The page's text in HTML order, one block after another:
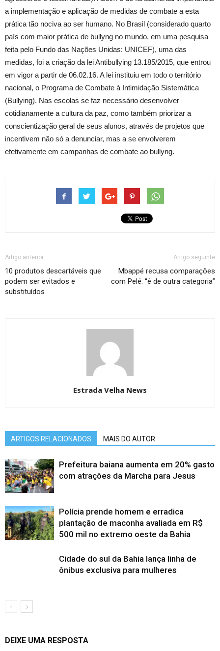
a implementação e aplicação de medidas de combate a esta
prática tão nociva ao ser humano. No Brasil (considerado quarto
país com maior prática de bullyng no mundo, em uma pesquisa
feita pelo Fundo das Nações Unidas: UNICEF), uma das
medidas, foi a criação da lei Antibullying 13.185/2015, que entrou
em vigor a partir de 06.02.16. A lei instituiu em todo o território
nacional, o Programa de Combate à Intimidação Sistemática
(Bullying). Nas escolas se faz necessário desenvolver
cotidianamente a cultura da paz, como também priorizar a
conscientização geral de seus alunos, através de projetos que
incentivem não só a denunciar, mas a se envolverem
efetivamente em campanhas de combate ao bullyng.
Artigo anterior
10 produtos descartáveis que
podem ser evitados e
substituídos
Artigo seguinte
Mbappé recusa comparações
com Pelé: “é de outra categoria”
Estrada Velha News
ARTIGOS RELACIONADOS MAIS DO AUTOR
Prefeitura baiana aumenta em 20% gasto
com atrações da Marcha para Jesus
Polícia prende homem e erradica
plantação de maconha avaliada em R$
500 mil no extremo oeste da Bahia
Cidade do sul da Bahia lança linha de
ônibus exclusiva para mulheres
DEIXE UMA RESPOSTA